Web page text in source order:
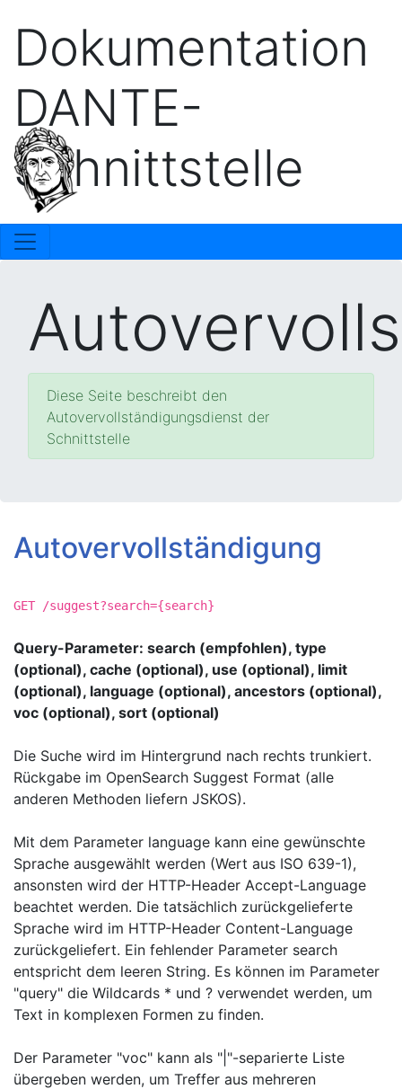
Dokumentation
DANTE-
Schnittstelle
Diese Seite beschreibt den
Autovervollständigungsdienst der
Schnittstelle
Autovervollständigung
GET /suggest?search={search}
Query-Parameter: search (empfohlen), type
(optional), cache (optional), use (optional), limit
(optional), language (optional), ancestors (optional),
voc (optional), sort (optional)
Die Suche wird im Hintergrund nach rechts trunkiert.
Rückgabe im OpenSearch Suggest Format (alle
anderen Methoden liefern JSKOS).
Mit dem Parameter language kann eine gewünschte
Sprache ausgewählt werden (Wert aus ISO 639-1),
ansonsten wird der HTTP-Header Accept-Language
beachtet werden. Die tatsächlich zurückgelieferte
Sprache wird im HTTP-Header Content-Language
zurückgeliefert. Ein fehlender Parameter search
entspricht dem leeren String. Es können im Parameter
"query" die Wildcards * und ? verwendet werden, um
Text in komplexen Formen zu finden.
Der Parameter "voc" kann als "|"-separierte Liste
übergeben werden, um Treffer aus mehreren